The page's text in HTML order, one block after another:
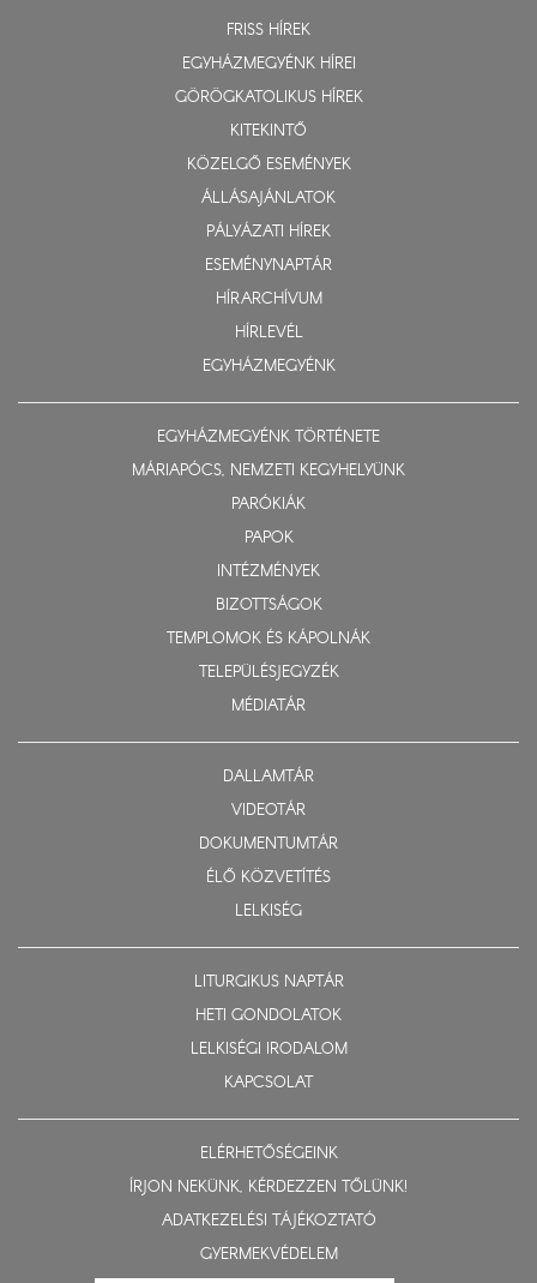
FRISS HÍREK
EGYHÁZMEGYÉNK HÍREI
GÖRÖGKATOLIKUS HÍREK
KITEKINTŐ
KÖZELGŐ ESEMÉNYEK
ÁLLÁSAJÁNLATOK
PÁLYÁZATI HÍREK
ESEMÉNYNAPTÁR
HÍRARCHÍVUM
HÍRLEVÉL
EGYHÁZMEGYÉNK
EGYHÁZMEGYÉNK TÖRTÉNETE
MÁRIAPÓCS, NEMZETI KEGYHELYÜNK
PARÓKIÁK
PAPOK
INTÉZMÉNYEK
BIZOTTSÁGOK
TEMPLOMOK ÉS KÁPOLNÁK
TELEPÜLÉSJEGYZÉK
MÉDIATÁR
DALLAMTÁR
VIDEOTÁR
DOKUMENTUMTÁR
ÉLŐ KÖZVETÍTÉS
LELKISÉG
LITURGIKUS NAPTÁR
HETI GONDOLATOK
LELKISÉGI IRODALOM
KAPCSOLAT
ELÉRHETŐSÉGEINK
ÍRJON NEKÜNK, KÉRDEZZEN TŐLÜNK!
ADATKEZELÉSI TÁJÉKOZTATÓ
GYERMEKVÉDELEM